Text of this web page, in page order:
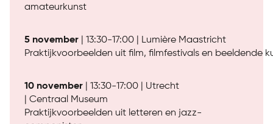
amateurkunst
5 november | 13:30-17:00 | Lumière Maastricht
Praktijkvoorbeelden uit film, filmfestivals en beeldende
10 november
| 13:30-17:00 | Utrecht
| Centraal Museum
Praktijkvoorbeelden uit letteren en jazz-